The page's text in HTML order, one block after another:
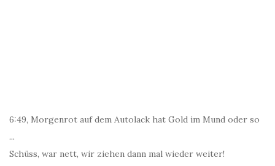
6:49, Morgenrot auf dem Autolack hat Gold im Mund oder so
...
Schüss, war nett, wir ziehen dann mal wieder weiter!